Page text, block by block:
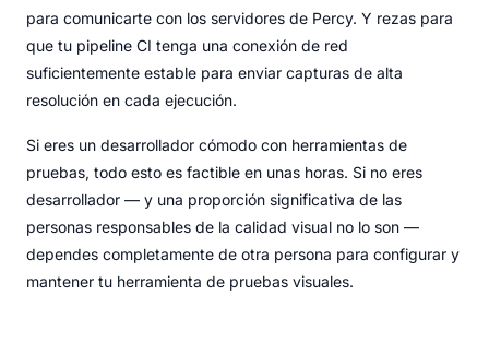
para comunicarte con los servidores de Percy. Y rezas para
que tu pipeline CI tenga una conexión de red
suficientemente estable para enviar capturas de alta
resolución en cada ejecución.
Si eres un desarrollador cómodo con herramientas de
pruebas, todo esto es factible en unas horas. Si no eres
desarrollador — y una proporción significativa de las
personas responsables de la calidad visual no lo son —
dependes completamente de otra persona para configurar y
mantener tu herramienta de pruebas visuales.